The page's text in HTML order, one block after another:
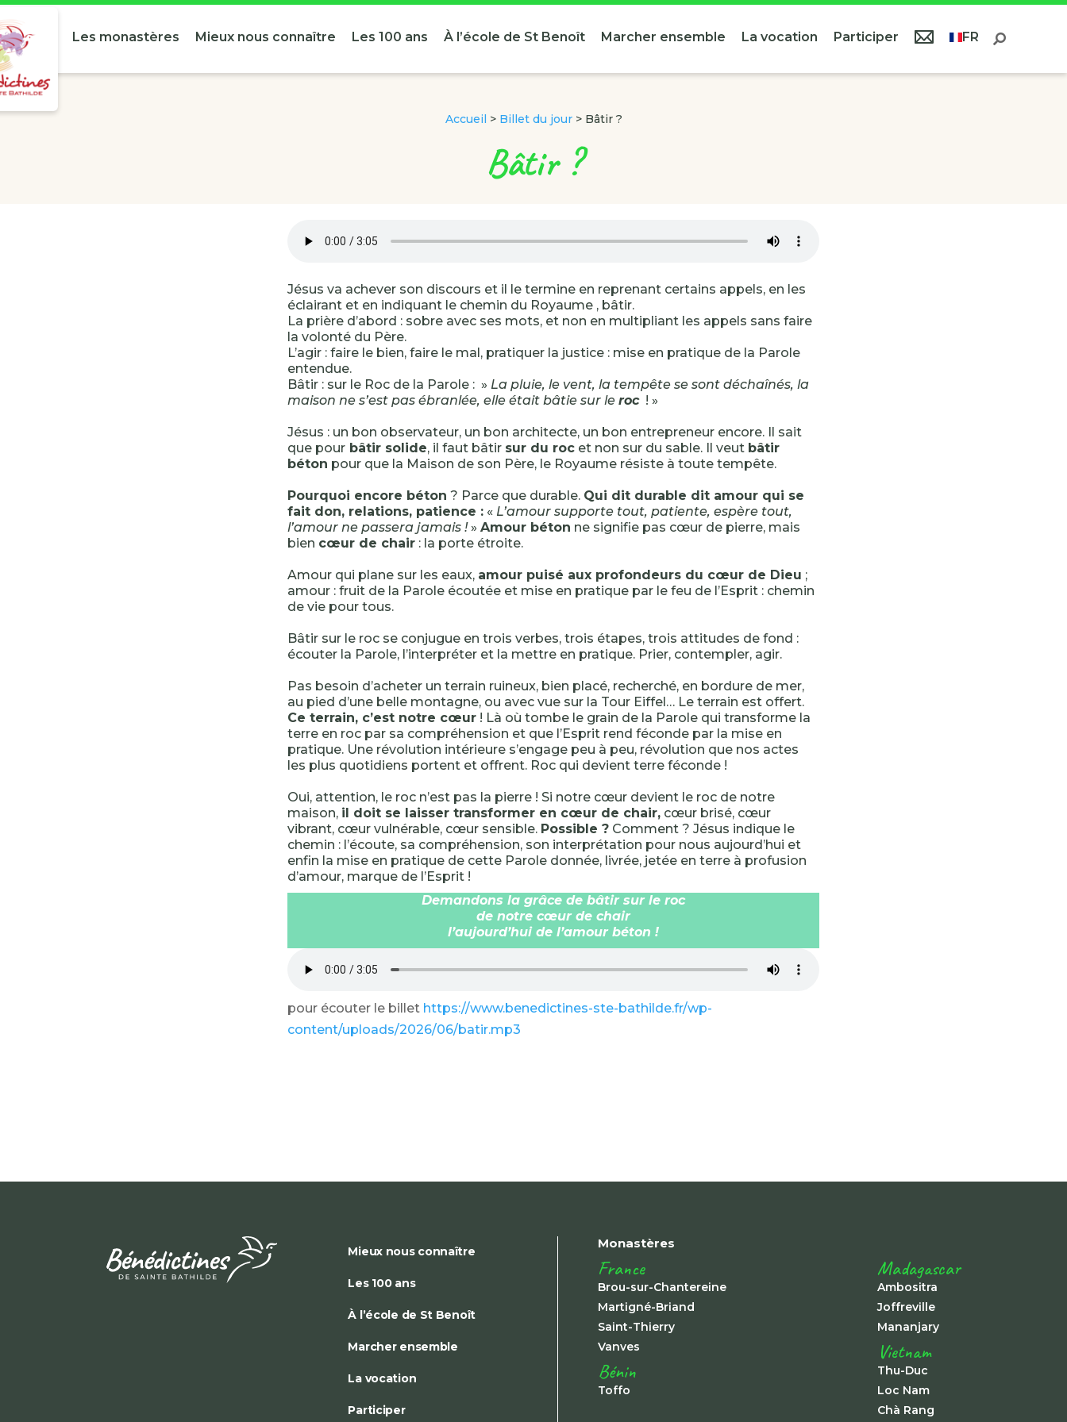
Les monastères Mieux nous connaître Les 100 ans À l’école de St Benoît Marcher ensemble La vocation Participer FR
Accueil > Billet du jour> Bâtir ?
Bâtir ?
Jésus va achever son discours et il le termine en reprenant certains appels, en les
éclairant et en indiquant le chemin du Royaume , bâtir.
La prière d’abord : sobre avec ses mots, et non en multipliant les appels sans faire
la volonté du Père.
L’agir : faire le bien, faire le mal, pratiquer la justice : mise en pratique de la Parole
entendue.
Bâtir : sur le Roc de la Parole : » La pluie, le vent, la tempête se sont déchaînés, la
maison ne s’est pas ébranlée, elle était bâtie sur le roc ! »
Jésus : un bon observateur, un bon architecte, un bon entrepreneur encore. Il sait
que pour bâtir solide, il faut bâtir sur du roc et non sur du sable. Il veut bâtir
béton pour que la Maison de son Père, le Royaume résiste à toute tempête.
Pourquoi encore béton ? Parce que durable. Qui dit durable dit amour qui se
fait don, relations, patience : « L’amour supporte tout, patiente, espère tout,
l’amour ne passera jamais !» Amour béton ne signifie pas cœur de pierre, mais
bien cœur de chair : la porte étroite.
Amour qui plane sur les eaux, amour puisé aux profondeurs du cœur de Dieu ;
amour : fruit de la Parole écoutée et mise en pratique par le feu de l’Esprit : chemin
de vie pour tous.
Bâtir sur le roc se conjugue en trois verbes, trois étapes, trois attitudes de fond :
écouter la Parole, l’interpréter et la mettre en pratique. Prier, contempler, agir.
Pas besoin d’acheter un terrain ruineux, bien placé, recherché, en bordure de mer,
au pied d’une belle montagne, ou avec vue sur la Tour Eiffel… Le terrain est offert.
Ce terrain, c’est notre cœur ! Là où tombe le grain de la Parole qui transforme la
terre en roc par sa compréhension et que l’Esprit rend féconde par la mise en
pratique. Une révolution intérieure s’engage peu à peu, révolution que nos actes
les plus quotidiens portent et offrent. Roc qui devient terre féconde !
Oui, attention, le roc n’est pas la pierre ! Si notre cœur devient le roc de notre
maison, il doit se laisser transformer en cœur de chair, cœur brisé, cœur
vibrant, cœur vulnérable, cœur sensible. Possible ? Comment ? Jésus indique le
chemin : l’écoute, sa compréhension, son interprétation pour nous aujourd’hui et
enfin la mise en pratique de cette Parole donnée, livrée, jetée en terre à profusion
d’amour, marque de l’Esprit !
Demandons la grâce de bâtir sur le roc
de notre cœur de chair
l’aujourd’hui de l’amour béton !
pour écouter le billet https://www.benedictines-ste-bathilde.fr/wp-
content/uploads/2026/06/batir.mp3
Mieux nous connaître
Les 100 ans
À l’école de St Benoît
Marcher ensemble
La vocation
Participer
Monastères
France
Brou-sur-Chantereine
Martigné-Briand
Saint-Thierry
Vanves
Bénin
Toffo
Madagascar
Ambositra
Joffreville
Mananjary
Vietnam
Thu-Duc
Loc Nam
Chà Rang